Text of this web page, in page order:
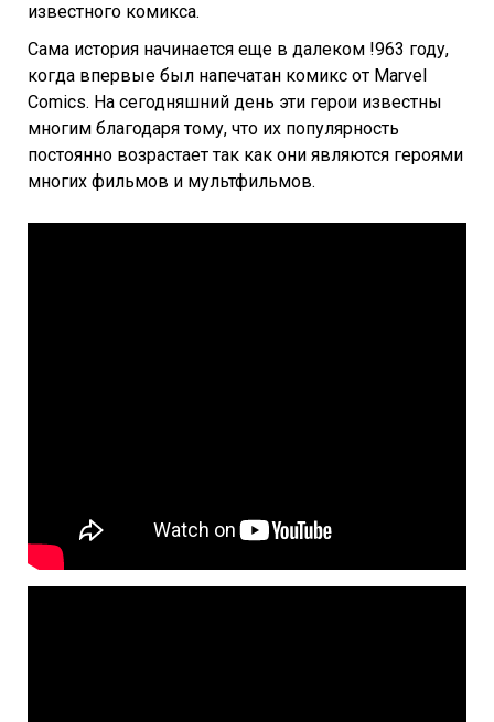
известного комикса.
Сама история начинается еще в далеком !963 году,
когда впервые был напечатан комикс от Marvel
Comics. На сегодняшний день эти герои известны
многим благодаря тому, что их популярность
постоянно возрастает так как они являются героями
многих фильмов и мультфильмов.